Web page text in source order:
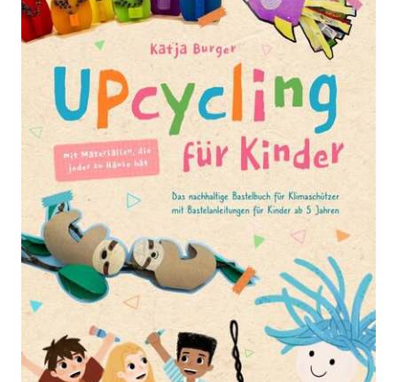
Zur Wunschliste hinzufügen
Das nachhaltige Bastelbuch für junge Klimaschützer
mit Bastelanleitungen für Kinder ab 5 Jahren – DIY
Ideen und Spiele mit Materialien, die jeder zu Hause
VonKatja Burger
Verlag: Wollseif 29.11.2022
Buch 100 Seiten
Softcover
ISBN: 978-3-98247911-
8